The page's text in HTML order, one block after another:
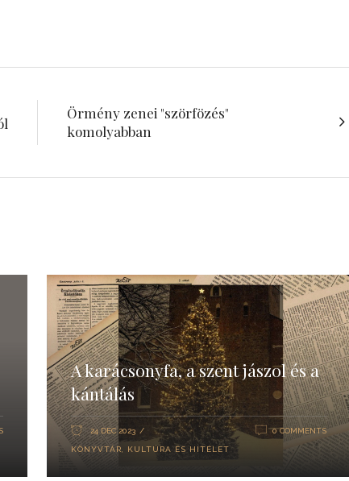
Örmény zenei "szörfözés"
komolyabban
A karácsonyfa, a szent jászol és a
kántálás
24 DEC 2023
KÖNYVTÁR, KULTÚRA ÉS HITÉLET
0 COMMENTS